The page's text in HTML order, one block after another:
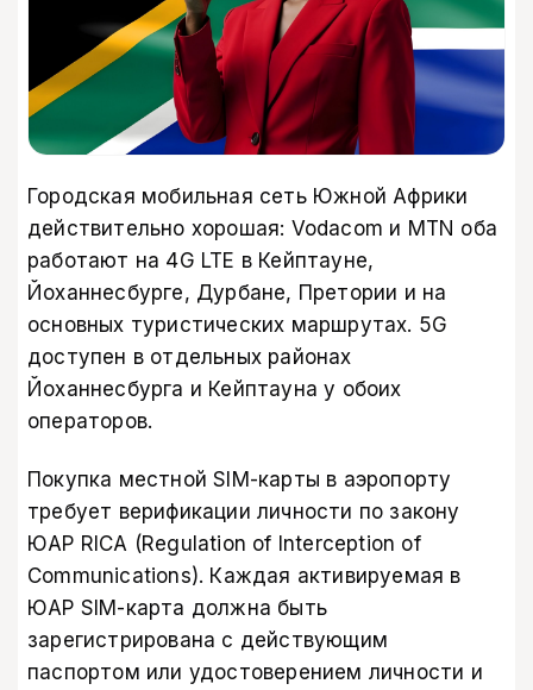
Городская мобильная сеть Южной Африки
действительно хорошая: Vodacom и MTN оба
работают на 4G LTE в Кейптауне,
Йоханнесбурге, Дурбане, Претории и на
основных туристических маршрутах. 5G
доступен в отдельных районах
Йоханнесбурга и Кейптауна у обоих
операторов.
Покупка местной SIM-карты в аэропорту
требует верификации личности по закону
ЮАР RICA (Regulation of Interception of
Communications). Каждая активируемая в
ЮАР SIM-карта должна быть
зарегистрирована с действующим
паспортом или удостоверением личности и